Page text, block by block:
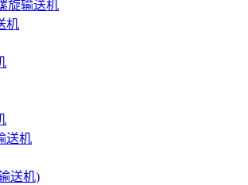
旋输送机
机
送机
送机)